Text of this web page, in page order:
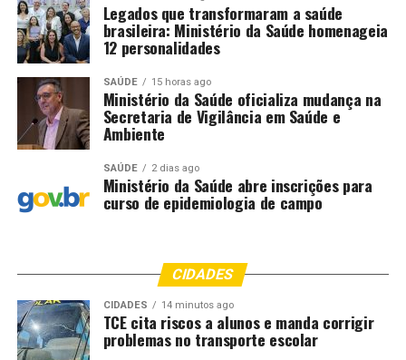
sessões designadas, que serão realizadas ao longo de
2026, dando continuidade ao esforço coordenado pela
Corregedoria para reduzir o estoque de processos do
Tribunal do Júri e conferir maior celeridade ao
julgamento dos crimes dolosos contra a vida. Em 2025 o
programa realizou 163 sessões do Tribunal do Júri em
diferentes comarcas do Estado.
Autor: Alcione dos Anjos
Departamento: Assessoria de Comunicação da CGJ-
Email:[email protected]
Legados que transformaram a saúde
brasileira: Ministério da Saúde homenageia
12 personalidades
SAÚDE 15 horas ago
Ministério da Saúde oficializa mudança na
Secretaria de Vigilância em Saúde e
Ambiente
SAÚDE 2 dias ago
Ministério da Saúde abre inscrições para
curso de epidemiologia de campo
CIDADES
CIDADES 14 minutos ago
TCE cita riscos a alunos e manda corrigir
problemas no transporte escolar